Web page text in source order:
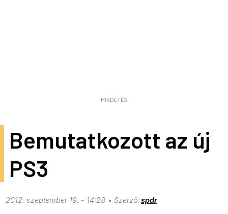
HIRDETÉS
Bemutatkozott az új
PS3
2012. szeptember 19. - 14:28 spdr